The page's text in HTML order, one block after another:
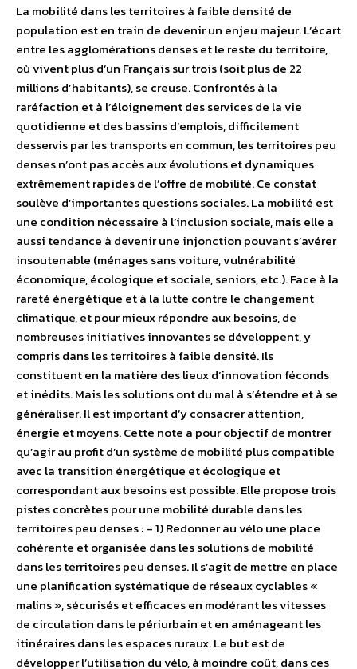
La mobilité dans les territoires à faible densité de
population est en train de devenir un enjeu majeur. L’écart
entre les agglomérations denses et le reste du territoire,
où vivent plus d’un Français sur trois (soit plus de 22
millions d’habitants), se creuse. Confrontés à la
raréfaction et à l’éloignement des services de la vie
quotidienne et des bassins d’emplois, difficilement
desservis par les transports en commun, les territoires peu
denses n’ont pas accès aux évolutions et dynamiques
extrêmement rapides de l’offre de mobilité. Ce constat
soulève d’importantes questions sociales. La mobilité est
une condition nécessaire à l’inclusion sociale, mais elle a
aussi tendance à devenir une injonction pouvant s’avérer
insoutenable (ménages sans voiture, vulnérabilité
économique, écologique et sociale, seniors, etc.). Face à la
rareté énergétique et à la lutte contre le changement
climatique, et pour mieux répondre aux besoins, de
nombreuses initiatives innovantes se développent, y
compris dans les territoires à faible densité. Ils
constituent en la matière des lieux d’innovation féconds
et inédits. Mais les solutions ont du mal à s’étendre et à se
généraliser. Il est important d’y consacrer attention,
énergie et moyens. Cette note a pour objectif de montrer
qu’agir au profit d’un système de mobilité plus compatible
avec la transition énergétique et écologique et
correspondant aux besoins est possible. Elle propose trois
pistes concrètes pour une mobilité durable dans les
territoires peu denses : – 1) Redonner au vélo une place
cohérente et organisée dans les solutions de mobilité
dans les territoires peu denses. Il s’agit de mettre en place
une planification systématique de réseaux cyclables «
malins », sécurisés et efficaces en modérant les vitesses
de circulation dans le périurbain et en aménageant les
itinéraires dans les espaces ruraux. Le but est de
développer l’utilisation du vélo, à moindre coût, dans ces